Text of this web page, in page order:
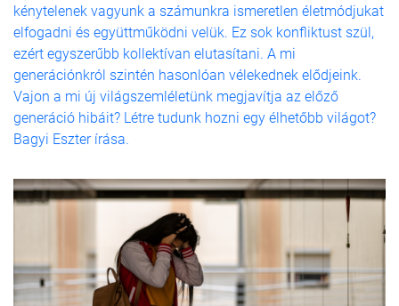
kénytelenek vagyunk a számunkra ismeretlen életmódjukat
elfogadni és együttműködni velük. Ez sok konfliktust szül,
ezért egyszerűbb kollektívan elutasítani. A mi
generációnkról szintén hasonlóan vélekednek elődjeink.
Vajon a mi új világszemléletünk megjavítja az előző
generáció hibáit? Létre tudunk hozni egy élhetőbb világot?
Bagyi Eszter írása.